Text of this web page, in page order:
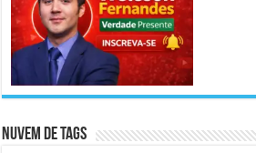
Nuvem de Tags